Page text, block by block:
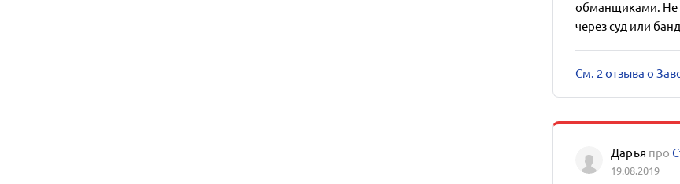
обманщиками. Не
через суд или
См. 2 отзыва о
Дарья про
19.08.2019